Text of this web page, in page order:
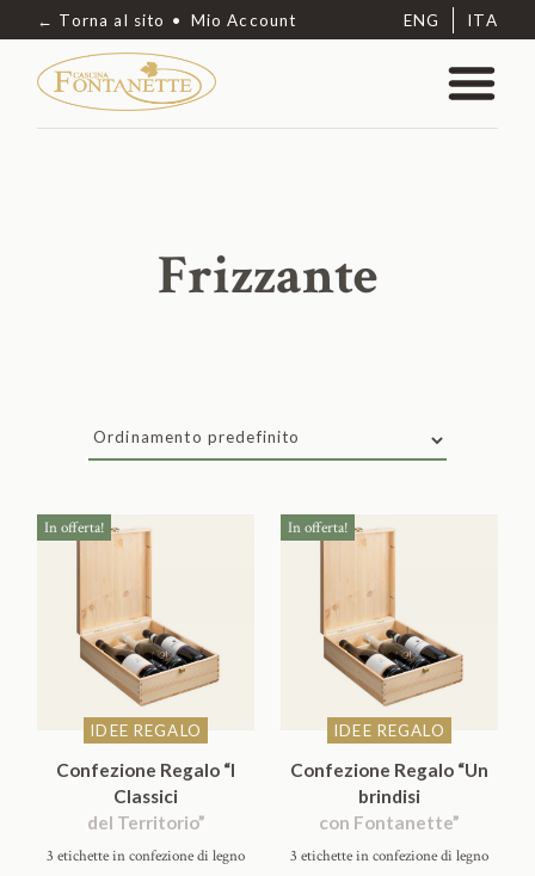
← Torna al sito Mio Account ENG ITA
Frizzante
In offerta!
IDEE REGALO
Confezione Regalo “I
Classici
del Territorio”
3 etichette in confezione di legno
In offerta!
IDEE REGALO
Confezione Regalo “Un
brindisi
con Fontanette”
3 etichette in confezione di legno